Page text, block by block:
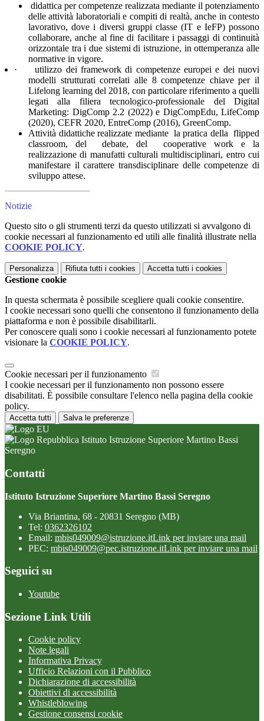
didattica per competenze realizzata mediante il potenziamento
delle attività laboratoriali e compiti di realtà, anche in contesto
lavorativo, dove i diversi gruppi classe (IT e IeFP) possono
collaborare, anche al fine di facilitare i passaggi di continuità
orizzontale tra i due sistemi di istruzione, in ottemperanza alle
normative in vigore.
·
utilizzo dei framework di competenze europei e dei nuovi
modelli strutturati correlati alle 8 competenze chiave per il
Lifelong learning del 2018, con particolare riferimento a quelli
legati alla filiera tecnologico-professionale del Digital
Marketing: DigComp 2.2 (2022) e DigCompEdu, LifeComp
(2020), CEFR 2020, EntreComp (2016), GreenComp.
Attività didattiche realizzate mediante la pratica della flipped
classroom, del
debate, del
cooperative work e la
realizzazione di manufatti culturali multidisciplinari, entro cui
manifestare il carattere transdisciplinare delle competenze di
sviluppo attese.
Notizie
Questo sito o gli strumenti terzi da questo utilizzati si avvalgono di
cookie necessari al funzionamento ed utili alle finalità illustrate nella
COOKIE POLICY.
Personalizza Rifiuta tutti i cookies Accetta tutti i cookies
Gestione cookie
In questa schermata è possibile scegliere quali cookie consentire.
I cookie necessari sono quelli che consentono il funzionamento della
piattaforma e non è possibile disabilitarli.
Per conoscere quali sono i cookie necessari al funzionamento potete
visionare la COOKIE POLICY.
Cookie necessari per il funzionamento
I cookie necessari per il funzionamento non possono essere
disabilitati. È possibile consultare l'elenco nella pagina della cookie
policy.
Accetta tutti Salva le preferenze
Istituto Istruzione Superiore Martino Bassi
Seregno
Contatti
Istituto Istruzione Superiore Martino Bassi Seregno
Via Briantina, 68 - 20831 Seregno (MB)
Tel: 0362326102
Email: mbis049009@istruzione.itLink per inviare una mail
PEC: mbis049009@pec.istruzione.itLink per inviare una mail
Seguici su
Youtube
Sezione Link Utili
Cookie policy
Note legali
Informativa Privacy
Ufficio Relazioni con il Pubblico
Dichiarazione di accessibilità
Obiettivi di accessibilità
Whistleblowing
Gestione consensi cookie